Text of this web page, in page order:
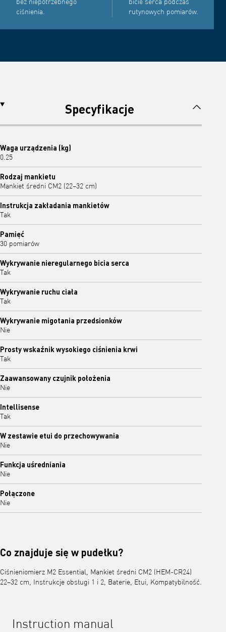
bez niepotrzebnego
ciśnienia.
bicie serca podczas
rutynowych pomiarów.
Specyfikacje
Waga urządzenia (kg)
0.25
Rodzaj mankietu
Mankiet średni CM2 (22–32 cm)
Instrukcja zakładania mankietów
Tak
Pamięć
30 pomiarów
Wykrywanie nieregularnego bicia serca
Tak
Wykrywanie ruchu ciała
Tak
Wykrywanie migotania przedsionków
Nie
Prosty wskaźnik wysokiego ciśnienia krwi
Tak
Zaawansowany czujnik położenia
Nie
Intellisense
Tak
W zestawie etui do przechowywania
Nie
Funkcja uśredniania
Nie
Połączone
Nie
Co znajduje się w pudełku?
Ciśnieniomierz M2 Essential, Mankiet średni CM2 (HEM-CR24)
22–32 cm, Instrukcje obsługi 1 i 2, Baterie, Etui, Kompatybilność.
Instruction manual